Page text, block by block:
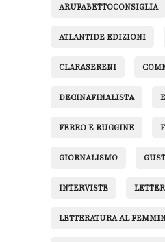
ARUFABETTOCONSIGLIA
ATLANTIDE EDIZIONI
CLARASERENI
DECINAFINALISTA
FERRO E RUGGINE
GIORNALISMO
INTERVISTE
LETTERATURA AL